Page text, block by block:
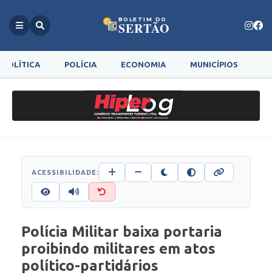
BOLETIM DO
SERTÃO
POLÍTICA POLÍCIA ECONOMIA MUNICÍPIOS
ACESSIBILIDADE:
Polícia Militar baixa portaria
proibindo militares em atos
político-partidários